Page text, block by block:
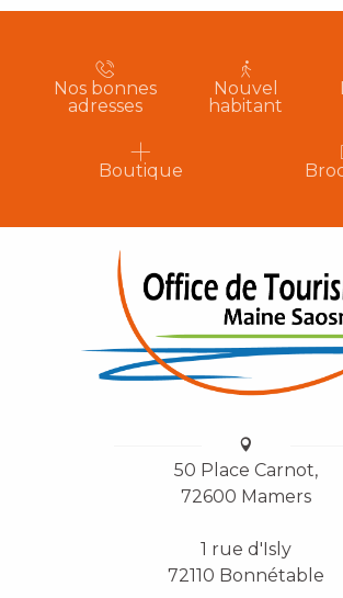
Nos bonnes
adresses
Nouvel
habitant
Boutique
50 Place Carnot,
72600 Mamers
1 rue d'Isly
72110 Bonnétable